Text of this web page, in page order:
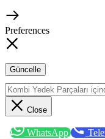
Preferences
Güncelle
Close
WhatsApp